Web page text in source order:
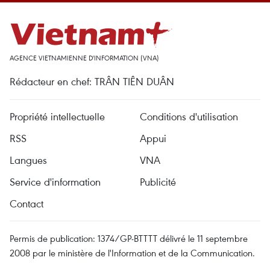
AGENCE VIETNAMIENNE D'INFORMATION (VNA)
Rédacteur en chef: TRÂN TIÊN DUÂN
Propriété intellectuelle
Conditions d'utilisation
RSS
Appui
Langues
VNA
Service d'information
Publicité
Contact
Permis de publication: 1374/GP-BTTTT délivré le 11 septembre
2008 par le ministère de l'Information et de la Communication.